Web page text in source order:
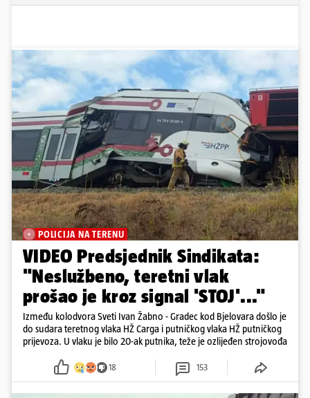
POLICIJA NA TERENU
VIDEO Predsjednik Sindikata:
"Neslužbeno, teretni vlak
prošao je kroz signal 'STOJ'..."
Između kolodvora Sveti Ivan Žabno - Gradec kod Bjelovara došlo je
do sudara teretnog vlaka HŽ Carga i putničkog vlaka HŽ putničkog
prijevoza. U vlaku je bilo 20-ak putnika, teže je ozlijeđen strojovođa
18 153